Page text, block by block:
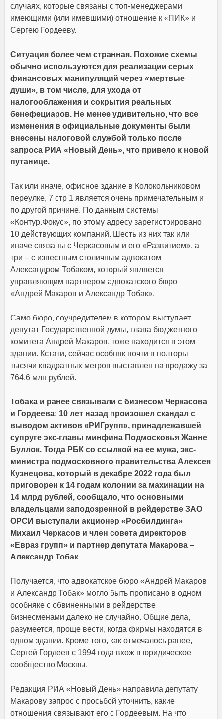
случаях, которые связаны с топ-менеджерами
имеющими (или имевшими) отношение к «ПИК» и
Сергею Гордееву.
Ситуация более чем странная. Похожие схемы
обычно используются для реализации серых
финансовых манипуляций через «мертвые
души», в том числе, для ухода от
налогооблажения и сокрытия реальных
бенефециаров. Не менее удивительно, что все
изменения в официальные документы были
внесены налоговой службой только после
запроса РИА «Новый День», что привело к новой
путанице.
Так или иначе, офисное здание в Колокольниковом
переулке, 7 стр 1 является очень примечательным и
по другой причине. По данным системы
«Контур.Фокус», по этому адресу зарегистрировано
10 действующих компаний. Шесть из них так или
иначе связаны с Черкасовым и его «Развитием», а
три – с известным столичным адвокатом
Александром Тобаком, который является
управляющим партнером адвокатского бюро
«Андрей Макаров и Александр Тобак».
Само бюро, соучредителем в котором выступает
депутат Государственной думы, глава бюджетного
комитета Андрей Макаров, тоже находится в этом
здании. Кстати, сейчас особняк почти в полторы
тысячи квадратных метров выставлен на продажу за
764,6 млн рублей.
Тобака и ранее связывали с бизнесом Черкасова
и Гордеева: 10 лет назад произошел скандал с
выводом активов «РИГрупп», принадлежавшей
супруге экс-главы минфина Подмосковья Жанне
Буллок. Тогда РБК со ссылкой на ее мужа, экс-
министра подмосковного правительства Алексея
Кузнецова, который в декабре 2022 года был
приговорен к 14 годам колонии за махинации на
14 млрд рублей, сообщало, что основными
владельцами заподозренной в рейдерстве ЗАО
ОРСИ выступали акционер «Росбилдинга»
Михаил Черкасов и член совета директоров
«Евраз групп» и партнер депутата Макарова –
Александр Тобак.
Получается, что адвокатское бюро «Андрей Макаров
и Александр Тобак» могло быть прописано в одном
особняке с обвиненными в рейдерстве
бизнесменами далеко не случайно. Общие дела,
разумеется, проще вести, когда фирмы находятся в
одном здании. Кроме того, как отмечалось ранее,
Сергей Гордеев с 1994 года вхож в юридическое
сообщество Москвы.
Редакция РИА «Новый День» направила депутату
Макарову запрос с просьбой уточнить, какие
отношения связывают его с Гордеевым. На что